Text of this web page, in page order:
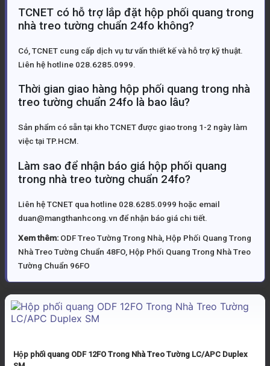
TCNET có hỗ trợ lắp đặt hộp phối quang trong
nhà treo tường chuẩn 24fo không?
Có, TCNET cung cấp dịch vụ tư vấn thiết kế và hỗ trợ kỹ thuật.
Liên hệ hotline 028.6285.0999.
Thời gian giao hàng hộp phối quang trong nhà
treo tường chuẩn 24fo là bao lâu?
Sản phẩm có sẵn tại kho TCNET được giao trong 1-2 ngày làm
việc tại TP.HCM.
Làm sao để nhận báo giá hộp phối quang
trong nhà treo tường chuẩn 24fo?
Liên hệ TCNET qua hotline 028.6285.0999 hoặc email
duan@mangthanhcong.vn để nhận báo giá chi tiết.
Xem thêm: ODF Treo Tường Trong Nhà Hộp Phối Quang Trong
Nhà Treo Tường Chuẩn 48FO Hộp Phối Quang Trong Nhà Treo
Tường Chuẩn 96FO
Hộp phối quang ODF 12FO Trong Nhà Treo Tường LC/APC Duplex